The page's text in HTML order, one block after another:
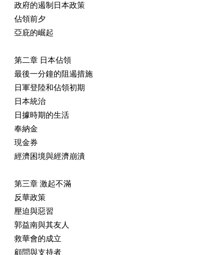
政府的遏制日本政策
佔領前夕
亞庇的崛起
第二章 日本佔領
最後一分鐘的阻遏措施
日軍登陸和佔領初期
日本統治
日據時期的生活
奉納金
現金券
經濟困境與經濟崩潰
第三章 激起不滿
反華政策
壓迫與惡習
郭益南與其友人
救華會的成立
顧問與支持者